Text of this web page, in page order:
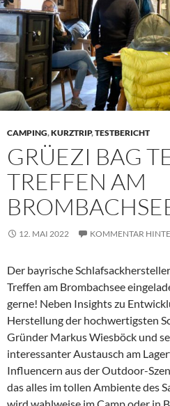
CAMPING,KURZTRIP,TESTBERICHT
GRÜEZI BAG
TREFFEN AM
12. MAI 2022 KOMMENTAR
Der bayrische Schlafsackhersteller
Treffen am Brombachsee
gerne! Neben Insights zu
Herstellung der hochwertigsten
Gründer Markus Wiesböck und
interessanter Austausch am
Influencern aus der Outdoor-
das alles im tollen Ambiente des